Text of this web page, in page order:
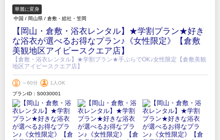
華麗に変身
中国 / 岡山県 / 倉敷・総社・笠岡
【岡山・倉敷・浴衣レンタル】★学割プラン★好き
な浴衣が選べるお得なプラン♪《女性限定》【倉敷
美観地区アイビースクエア店】
【倉敷・浴衣レンタル】★学割プラン★手ぶらでOK♪女性限定【倉敷美観
地区アイビースクエア店】
～60分
1人OK
プランID：S0030001